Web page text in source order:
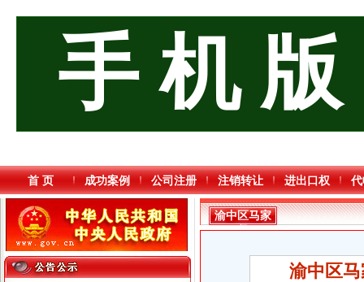
手 机 版
首 页 成功案例 公司注册 注销转让 进出口权
渝中区马家
堡
渝中区